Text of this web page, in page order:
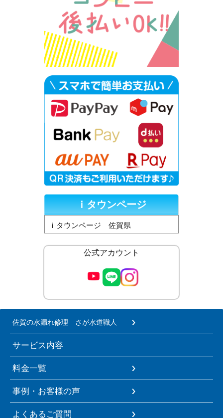
ｉタウンページ
ｉタウンページ 佐賀県
公式アカウント
佐賀の水漏れ修理 さが水道職人
サービス内容
料金一覧
事例・お客様の声
よくあるご質問